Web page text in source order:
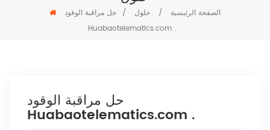
الصفحة الرئيسية / حلول / حل مراقبة الوقود
Huabaotelematics.com .
حل مراقبة الوقود
Huabaotelematics.com .